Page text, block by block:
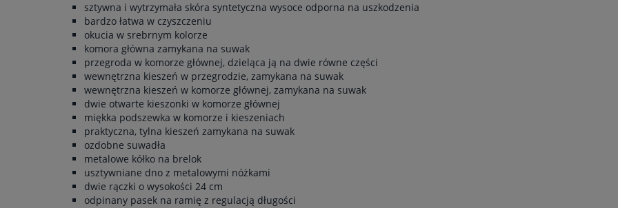
sztywna i wytrzymała skóra syntetyczna wysoce odporna na uszkodzenia
bardzo łatwa w czyszczeniu
okucia w srebrnym kolorze
komora główna zamykana na suwak
przegroda w komorze głównej, dzieląca ją na dwie równe części
wewnętrzna kieszeń w przegrodzie, zamykana na suwak
wewnętrzna kieszeń w komorze głównej, zamykana na suwak
dwie otwarte kieszonki w komorze głównej
miękka podszewka w komorze i kieszeniach
praktyczna, tylna kieszeń zamykana na suwak
ozdobne suwadła
metalowe kółko na brelok
usztywniane dno z metalowymi nóżkami
dwie rączki o wysokości 24 cm
odpinany pasek na ramię z regulacją długości